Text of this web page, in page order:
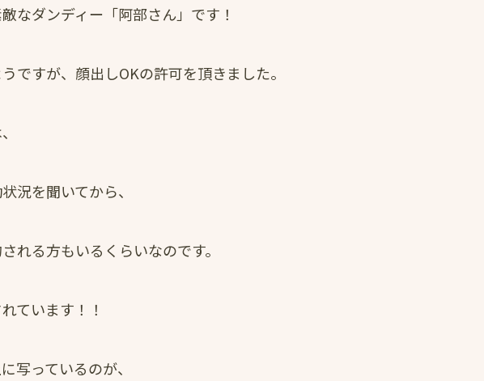
なダンディー「阿部さん」です！
ですが、顔出しOKの許可を頂きました。
況を聞いてから、
れる方もいるくらいなのです。
ています！！
写っているのが、